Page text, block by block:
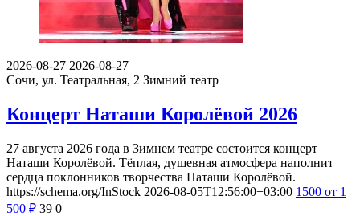
2026-08-27 2026-08-27
Сочи, ул. Театральная, 2 Зимний театр
Концерт Наташи Королёвой 2026
27 августа 2026 года в Зимнем театре состоится концерт
Наташи Королёвой. Тёплая, душевная атмосфера наполнит
сердца поклонников творчества Наташи Королёвой.
https://schema.org/InStock 2026-08-05T12:56:00+03:00 1500 от 1
500 ₽ 39 0